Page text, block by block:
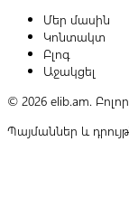
Մեր մասին
Կոնտակտ
Բլոգ
Աջակցել
© 2026 elib.am.
Պայմաններ և